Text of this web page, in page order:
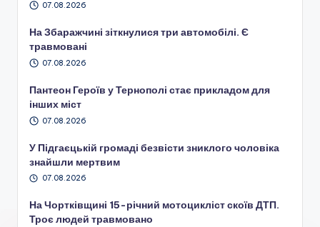
07.08.2026
На Збаражчині зіткнулися три автомобілі. Є
травмовані
07.08.2026
Пантеон Героїв у Тернополі стає прикладом для
інших міст
07.08.2026
У Підгаєцькій громаді безвісти зниклого чоловіка
знайшли мертвим
07.08.2026
На Чортківщині 15-річний мотоцикліст скоїв ДТП.
Троє людей травмовано